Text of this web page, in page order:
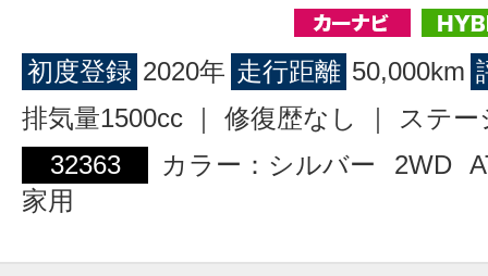
初度登録 2020年 走行距離 50,000km
排気量1500cc ｜ 修復歴なし ｜ ステ
32363
カラー：シルバー 2WD
家用